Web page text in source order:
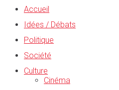
Accueil
Idées / Débats
Politique
Société
Culture
Cinéma